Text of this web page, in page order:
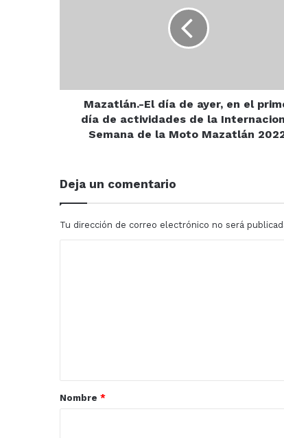
día
actividades
de
la
Mazatlán.-El día de ayer, en el
día de actividades de la
Semana de la Moto Mazatlán
Deja un comentario
Tu dirección de correo electrónico no será
rNombre *